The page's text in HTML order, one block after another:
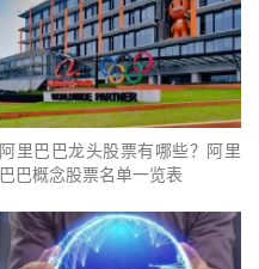
阿里巴巴龙头股票有哪些？阿里
巴巴概念股票名单一览表